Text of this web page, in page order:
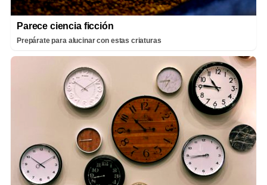
Parece ciencia ficción
Prepárate para alucinar con estas criaturas